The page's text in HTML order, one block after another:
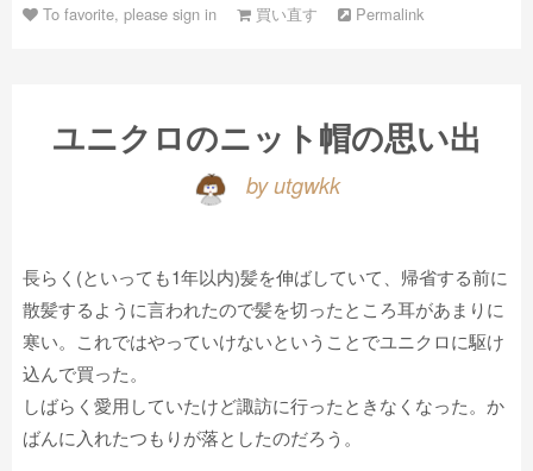
To favorite, please sign in 買い直す Permalink
ユニクロのニット帽の思い出
by utgwkk
長らく(といっても1年以内)髪を伸ばしていて、帰省する前に
散髪するように言われたので髪を切ったところ耳があまりに
寒い。これではやっていけないということでユニクロに駆け
込んで買った。
しばらく愛用していたけど諏訪に行ったときなくなった。か
ばんに入れたつもりが落としたのだろう。